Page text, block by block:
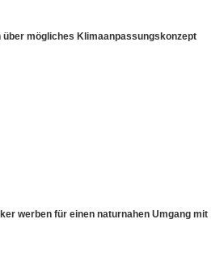
mögliches Klimaanpassungskonzept
werben für einen naturnahen Umgang mit